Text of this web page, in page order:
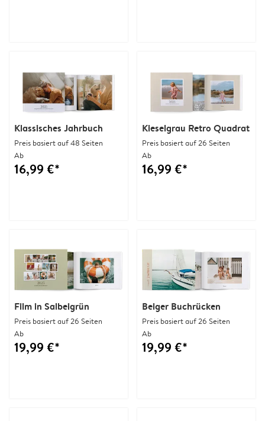
Klassisches Jahrbuch
Preis basiert auf 48 Seiten
Ab
16,99 €*
Film in Salbeigrün
Preis basiert auf 26 Seiten
Ab
19,99 €*
Kieselgrau Retro Quadrat
Preis basiert auf 26 Seiten
Ab
16,99 €*
Beiger Buchrücken
Preis basiert auf 26 Seiten
Ab
19,99 €*